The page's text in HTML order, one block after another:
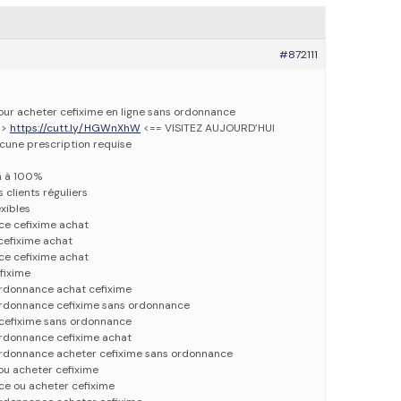
#872111
acheter cefixime en ligne sans ordonnance
https://cutt.ly/HGWnXhW <== VISITEZ AUJOURD’HUI
prescription requise
100%
clients réguliers
cefixime achat
achat
cefixime achat
achat cefixime
cefixime sans ordonnance
sans ordonnance
cefixime achat
acheter cefixime sans ordonnance
acheter cefixime
ou acheter cefixime